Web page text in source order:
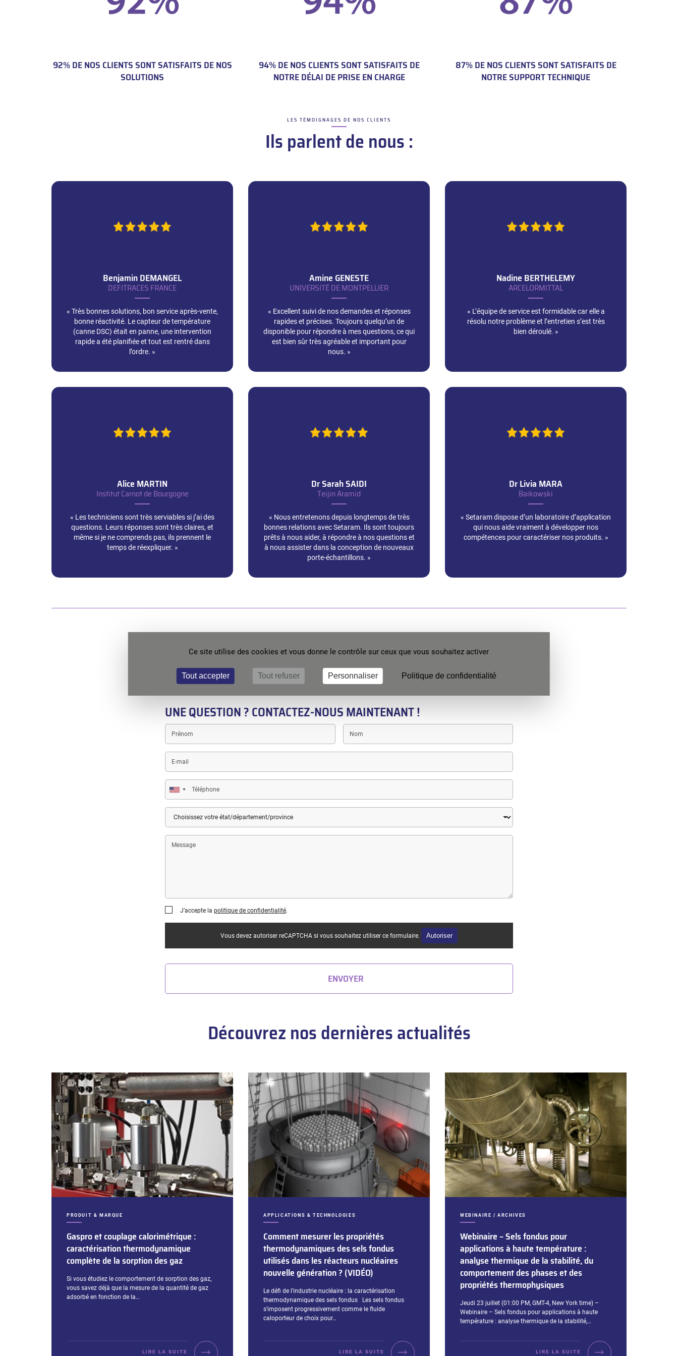
92% DE NOS CLIENTS SONT SATISFAITS DE NOS
SOLUTIONS
94% DE NOS CLIENTS SONT SATISFAITS DE
NOTRE DÉLAI DE PRISE EN CHARGE
87% DE NOS CLIENTS SONT SATISFAITS DE
NOTRE SUPPORT TECHNIQUE
LES TÉMOIGNAGES DE NOS CLIENTS
–
Ils parlent de nous :
BenjaminDEMANGEL
DEFITRACES FRANCE
« Très bonnes solutions, bon service après-vente,
bonne réactivité. Le capteur de température
(canne DSC) était en panne, une intervention
rapide a été planifiée et tout est rentré dans
l’ordre. »
Amine GENESTE
UNIVERSITÉ DE MONTPELLIER
« Excellent suivi de nos demandes et réponses
rapides et précises. Toujours quelqu’un de
disponible pour répondre à mes questions, ce qui
est bien sûr très agréable et important pour
nous. »
Nadine BERTHELEMY
ARCELORMITTAL
« L’équipe de service est formidable car elle a
résolu notre problème et l’entretien s’est très
bien déroulé. »
Alice MARTIN
Institut Carnot de Bourgogne
« Les techniciens sont très serviables si j’ai des
questions. Leurs réponses sont très claires, et
même si je ne comprends pas, ils prennent le
temps de réexpliquer. »
Dr SarahSAIDI
Teijin Aramid
« Nous entretenons depuis longtemps de très
bonnes relations avec Setaram. Ils sont toujours
prêts à nous aider, à répondre à nos questions et
à nous assister dans la conception de nouveaux
porte-échantillons. »
Dr Livia MARA
Baikowski
« Setaram dispose d’un laboratoire d’application
qui nous aide vraiment à développer nos
compétences pour caractériser nos produits. »
Vous avez une question ?
N’hésitez pas à nous envoyer un message. Un de nos experts vous répondra dans les plus brefs délais.
UNE QUESTION ? CONTACTEZ-NOUS MAINTENANT !
mail
J’accepte la politique de confidentialité.
Vous devez autoriser reCAPTCHA si vous souhaitez utiliser ce formulaire. Autoriser
ENVOYER
Découvrez nos dernières actualités
Gaspro et couplage calorimétrique :
caractérisation thermodynamique
complète de la sorption des gaz
CATÉGORIES :
PRODUIT & MARQUE
Extrait :
Si vous étudiez le comportement de sorption des gaz,
vous savez déjà que la mesure de la quantité de gaz
adsorbé en fonction de la…
LIRE LA SUITE
Comment mesurer les propriétés
thermodynamiques des sels fondus
utilisés dans les réacteurs nucléaires
nouvelle génération ? (VIDÉO)
CATÉGORIES :
APPLICATIONS & TECHNOLOGIES
Extrait :
Le défi de l’industrie nucléaire : la caractérisation
thermodynamique des sels fondus Les sels fondus
s’imposent progressivement comme le fluide
caloporteur de choix pour…
LIRE LA SUITE
Webinaire – Sels fondus pour
applications à haute température :
analyse thermique de la stabilité, du
comportement des phases et des
propriétés thermophysiques
CATÉGORIES :
WEBINAIRE / ARCHIVES
Extrait :
Jeudi 23 juillet (01:00 PM, GMT-4, New York time) –
Webinaire – Sels fondus pour applications à haute
température : analyse thermique de la stabilité,…
LIRE LA SUITE
Ce site utilise des cookies et vous donne le contrôle sur ceux que vous souhaitez activer
Tout accepter Tout refuser Personnaliser Politique de confidentialité